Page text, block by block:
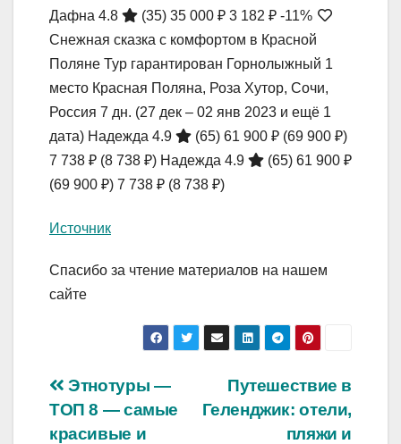
Дафна 4.8
(35) 35 000 ₽ 3 182 ₽ -11%
Снежная сказка с комфортом в Красной
Поляне Тур гарантирован Горнолыжный 1
место Красная Поляна, Роза Хутор, Сочи,
Россия 7 дн. (27 дек – 02 янв 2023 и ещё 1
дата) Надежда 4.9 (65) 61 900 ₽ (69 900 ₽)
7 738 ₽ (8 738 ₽) Надежда 4.9 (65) 61 900 ₽
(69 900 ₽) 7 738 ₽ (8 738 ₽)
Источник
Спасибо за чтение материалов на нашем
сайте
Навигация
по
Путешествие в
Геленджик: отели,
пляжи и
Этнотуры —
ТОП 8 — самые
красивые и